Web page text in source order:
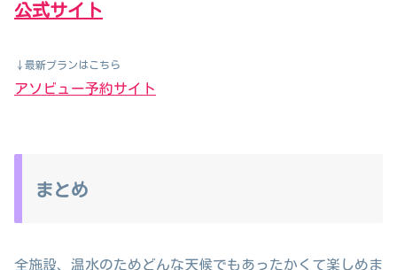
公式サイト
↓最新プランはこちら
アソビュー予約サイト
まとめ
全施設、温水のためどんな天候でもあったかくて楽しめま